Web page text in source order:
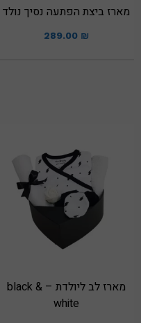
מארז ביצת הפתעה נסיך נולד
289.00 ₪
מארז לב ליולדת – black &
white